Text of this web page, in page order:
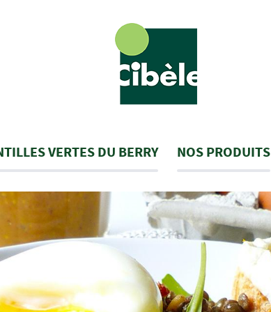
VERTES DU BERRY NOS PRODUITS